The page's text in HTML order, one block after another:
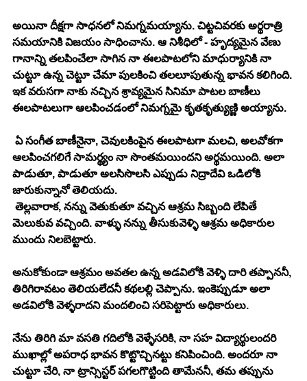
అయినా దీక్షగా సాధనలో నిమగ్నమయ్యాను. చిట్టచివరకు అర్థరాత్రి
సమయానికి విజయం సాధించాను. ఆ నిశీధిలో - హృద్యమైన వేణు
గానాన్ని తలపించేలా సాగిన నా ఈలపాటలోని మాధుర్యానికి నా
చుట్టూ ఉన్న చెట్టూ చేమా పులకించి తలలూపుతున్న భావన కలిగింది.
ఇక వరుసగా నాకు నచ్చిన శ్రావ్యమైన సినిమా పాటల బాణీలు
ఈలపాటలుగా ఆలపించడంలో నిమగ్నమై కృతకృత్యుణ్ణి అయ్యాను.
ఏ సంగీత బాణీనైనా, చెవులకింపైన ఈలపాటగా మలచి, అలవోకగా
ఆలపించగలిగే సామర్థ్యం నా సొంతమయిందని అర్థమయింది. అలా
పాడుతూ, పాడుతూ అలసిసొలసి ఎప్పుడు నిద్రాదేవి ఒడిలోకి
జారుకున్నానో తెలియదు.
తెల్లవారాక, నన్ను వెతుకుతూ వచ్చిన ఆశ్రమ సిబ్బంది లేపితే
మెలుకువ వచ్చింది. వాళ్ళు నన్ను తీసుకువెళ్ళి ఆశ్రమ అధికారుల
ముందు నిలబెట్టారు.
అనుకోకుండా ఆశ్రమం అవతల ఉన్న అడవిలోకి వెళ్ళి దారి తప్పాననీ,
తిరిగిరావటం తెలియలేదనీ కథలల్లి చెప్పాను. ఇంకెప్పుడూ అలా
అడవిలోకి వెళ్ళరాదని మందలించి సరిపెట్టారు అధికారులు.
నేను తిరిగి మా వసతి గదిలోకి వెళ్ళేసరికి, నా సహ విద్యార్థులందరి
ముఖాల్లో అపరాధ భావన కొట్టొచ్చినట్టు కనిపించింది. అందరూ నా
చుట్టూ చేరి, నా ట్రాన్సిస్టర్ పగలగొట్టింది తామేననీ, తమ తప్పును